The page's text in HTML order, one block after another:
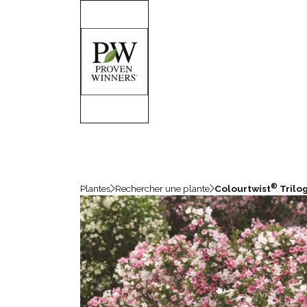
Plantes Rechercher une plante Colourtwist®